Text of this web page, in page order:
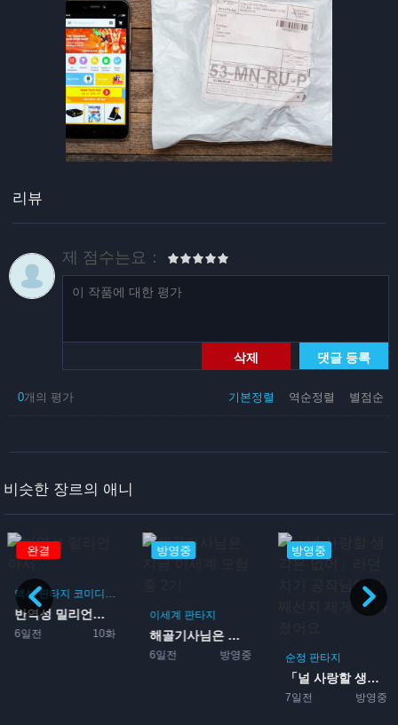
리뷰
제 점수는요：
삭제 댓글 등록
기본정렬 역순정렬 별점순
0개의 평가
비슷한 장르의 애니
완결
액션 판타지 코미디 모험
반역성 밀리언아서
6일전 10화
방영중
이세계 판타지
해골기사님은 지금 이세계 모...
6일전 방영중
방영중
순정 판타지
「널 사랑할 생각은 없어」라...
7일전 방영중